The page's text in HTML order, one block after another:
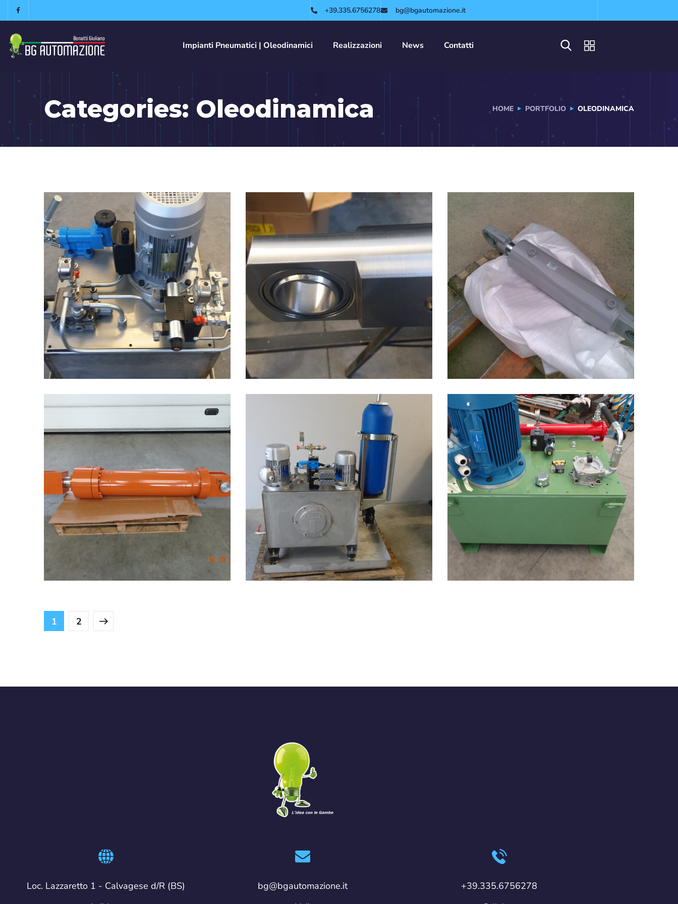
+39.335.6756278 bg@bgautomazione.it
Impianti Pneumatici | Oleodinamici Realizzazioni News Contatti
Categories:Oleodinamica HOME PORTFOLIO OLEODINAMICA
Realizzazione 22
OLEODINAMICA
Realizzazione 21
OLEODINAMICA
Realizzazione 20
OLEODINAMICA
Realizzazione 2
OLEODINAMICA
Realizzazione 3
OLEODINAMICA
Realizzazione 5
OLEODINAMICA
1 2
Loc. Lazzaretto 1 - Calvagese d/R (BS) bg@bgautomazione.it +39.335.6756278